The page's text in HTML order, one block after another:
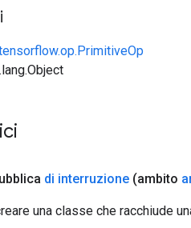
di interruzione (ambito
una classe che racchiude